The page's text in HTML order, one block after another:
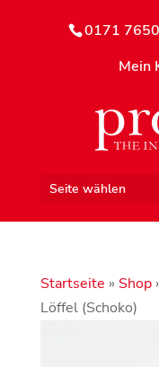
0171
Mein
Seite wählen
Startseite » Shop
Löffel (Schoko)